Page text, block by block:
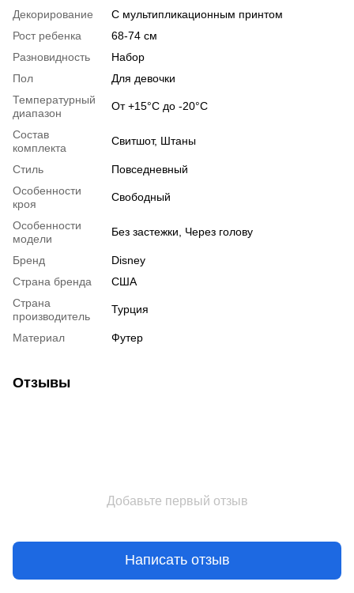
Декорирование
С мультипликационным принтом
Рост ребенка
68-74 см
Разновидность
Набор
Пол
Для девочки
Температурный
диапазон
От +15°C до -20°C
Состав
комплекта
Свитшот, Штаны
Стиль
Повседневный
Особенности
кроя
Свободный
Особенности
модели
Без застежки, Через голову
Бренд
Disney
Страна бренда
США
Страна
производитель
Турция
Материал Футер
Отзывы
Добавьте первый отзыв
Написать отзыв